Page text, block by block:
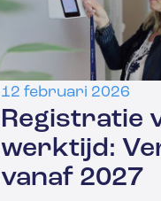
12 februari 2026
Registratie
werktijd:
vanaf 2027